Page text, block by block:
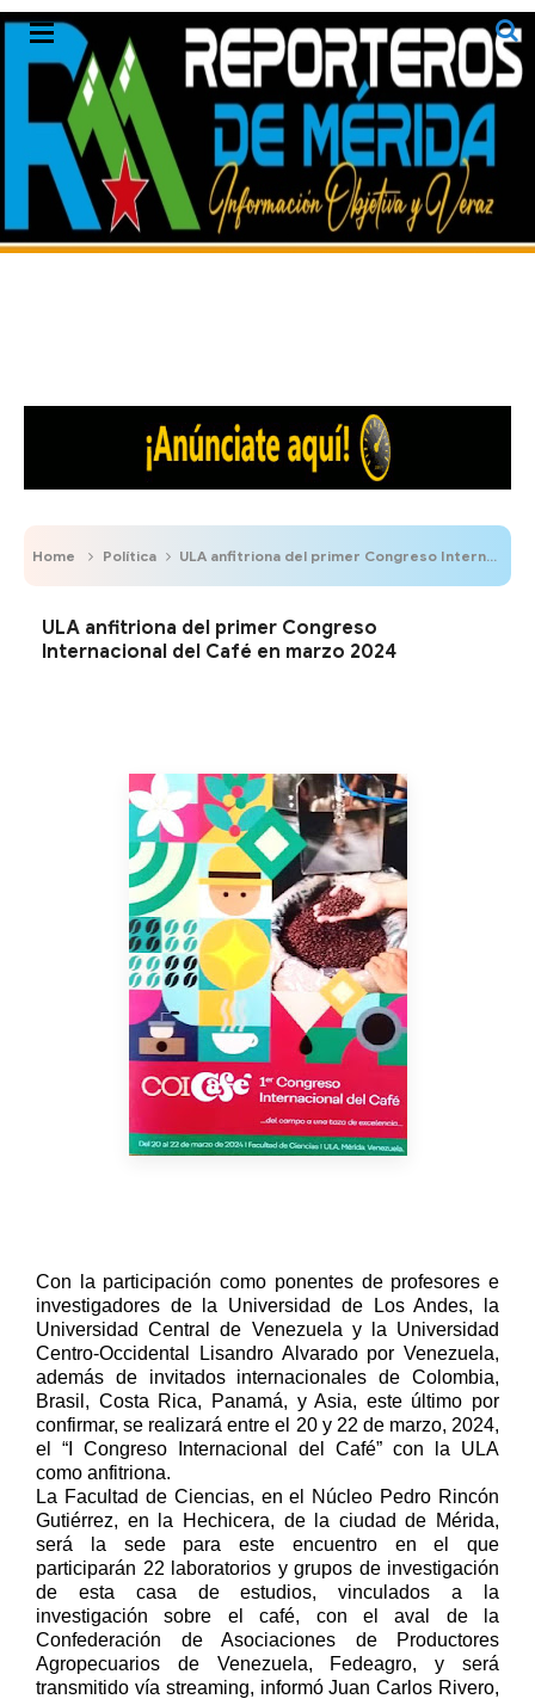
Home Política ULA anfitriona del primer Congreso Internacional del Café en marzo 2024
ULA anfitriona del primer Congreso
Internacional del Café en marzo 2024
Con la participación como ponentes de profesores e
investigadores de la Universidad de Los Andes, la
Universidad Central de Venezuela y la Universidad
Centro-Occidental Lisandro Alvarado por Venezuela,
además de invitados internacionales de Colombia,
Brasil, Costa Rica, Panamá, y Asia, este último por
confirmar, se realizará entre el 20 y 22 de marzo, 2024,
el “I Congreso Internacional del Café” con la ULA
como anfitriona.
La Facultad de Ciencias, en el Núcleo Pedro Rincón
Gutiérrez, en la Hechicera, de la ciudad de Mérida,
será la sede para este encuentro en el que
participarán 22 laboratorios y grupos de investigación
de esta casa de estudios, vinculados a la
investigación sobre el café, con el aval de la
Confederación de Asociaciones de Productores
Agropecuarios de Venezuela, Fedeagro, y será
transmitido vía streaming, informó Juan Carlos Rivero,